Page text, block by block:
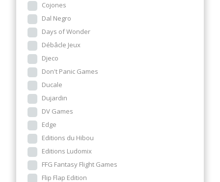
Cojones
Dal Negro
Days of Wonder
Débâcle Jeux
Djeco
Don't Panic Games
Ducale
Dujardin
DV Games
Edge
Editions du Hibou
Editions Ludomix
FFG Fantasy Flight Games
Flip Flap Edition